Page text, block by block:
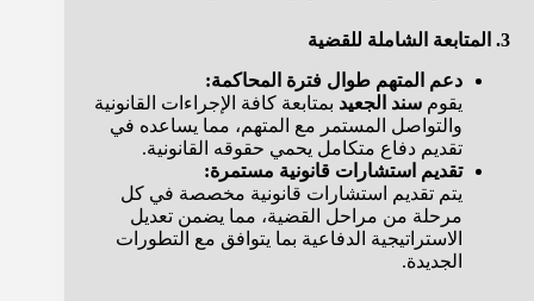
3. المتابعة الشاملة للقضية
دعم المتهم طوال فترة المحاكمة:
يقوم سند الجعيد بمتابعة كافة الإجراءات القانونية
والتواصل المستمر مع المتهم، مما يساعده في
تقديم دفاع متكامل يحمي حقوقه القانونية.
تقديم استشارات قانونية مستمرة:
يتم تقديم استشارات قانونية مخصصة في كل
مرحلة من مراحل القضية، مما يضمن تعديل
الاستراتيجية الدفاعية بما يتوافق مع التطورات
الجديدة.